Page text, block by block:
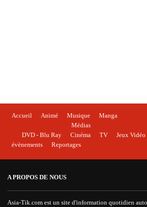
Accueil Animé Musique
Manga
Médias
DVD - Blu Ray
Cinéma TV Jeux Vidéo
évènements
Reportages
A PROPOS DE NOUS
Asia-Tik.com est un site d'information quotidien